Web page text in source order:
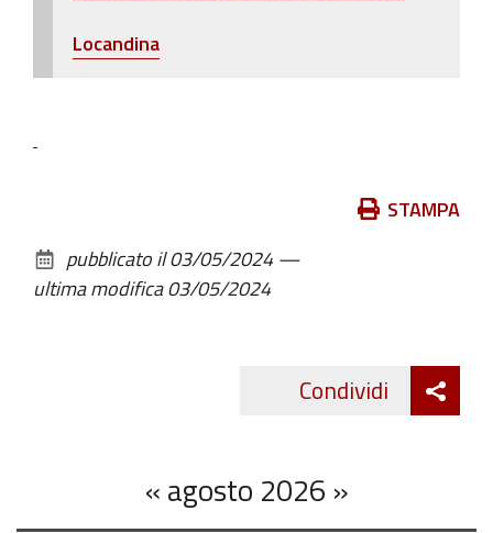
Locandina
documento
STAMPA
pubblicato il03/05/2024—
ultima modifica03/05/2024
Condividi
«agosto 2026 »